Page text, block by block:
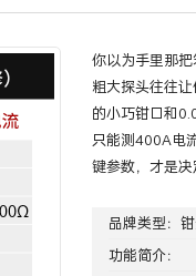
你以为手里那
粗大探头往往
的小巧钳口和
只能测400A电
键参数，才是
品牌类型：
功能简介：